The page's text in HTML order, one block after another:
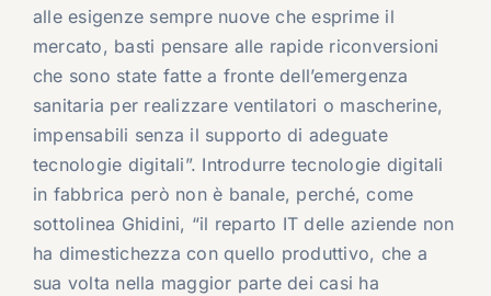
alle esigenze sempre nuove che esprime il
mercato, basti pensare alle rapide riconversioni
che sono state fatte a fronte dell’emergenza
sanitaria per realizzare ventilatori o mascherine,
impensabili senza il supporto di adeguate
tecnologie digitali”. Introdurre tecnologie digitali
in fabbrica però non è banale, perché, come
sottolinea Ghidini, “il reparto IT delle aziende non
ha dimestichezza con quello produttivo, che a
sua volta nella maggior parte dei casi ha